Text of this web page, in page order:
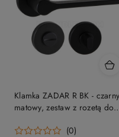
Klamka ZADAR R BK - czarny
matowy, zestaw z rozetą do
(0)